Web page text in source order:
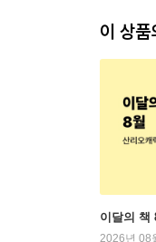
이 상품
이달의 책
2026년 08